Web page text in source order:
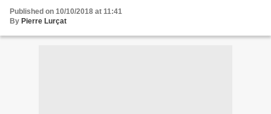
Published on 10/10/2018 at 11:41
By Pierre Lurçat